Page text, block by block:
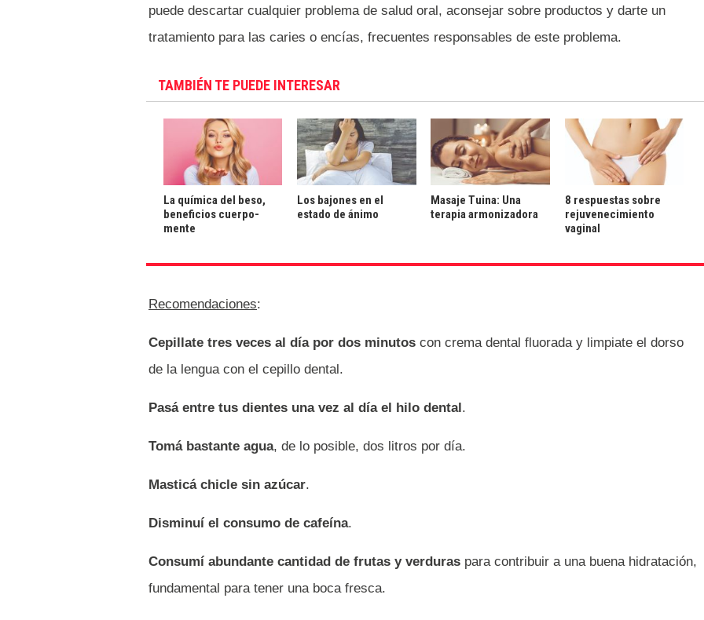
puede descartar cualquier problema de salud oral, aconsejar sobre productos y darte un
tratamiento para las caries o encías, frecuentes responsables de este problema.
TAMBIÉN TE PUEDE INTERESAR
La química del beso,
beneficios cuerpo-
mente
Los bajones en el
estado de ánimo
Masaje Tuina: Una
terapia armonizadora
8 respuestas sobre
rejuvenecimiento
vaginal
Recomendaciones:
Cepillate tres veces al día por dos minutos con crema dental fluorada y limpiate el dorso
de la lengua con el cepillo dental.
Pasá entre tus dientes una vez al día el hilo dental.
Tomá bastante agua, de lo posible, dos litros por día.
Masticá chicle sin azúcar.
Disminuí el consumo de cafeína.
Consumí abundante cantidad de frutas y verduras para contribuir a una buena hidratación,
fundamental para tener una boca fresca.